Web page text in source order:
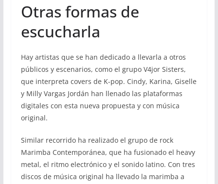
Otras formas de
escucharla
Hay artistas que se han dedicado a llevarla a otros
públicos y escenarios, como el grupo V4jor Sisters,
que interpreta covers de K-pop. Cindy, Karina, Giselle
y Milly Vargas Jordán han llenado las plataformas
digitales con esta nueva propuesta y con música
original.
Similar recorrido ha realizado el grupo de rock
Marimba Contemporánea, que ha fusionado el heavy
metal, el ritmo electrónico y el sonido latino. Con tres
discos de música original ha llevado la marimba a